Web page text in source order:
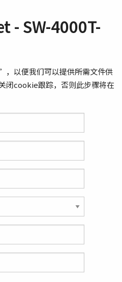
- SW-4000T-
以便我们可以提供所需文件供
闭cookie跟踪，否则此步骤将在